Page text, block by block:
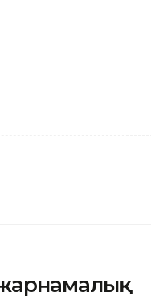
жарнамалық